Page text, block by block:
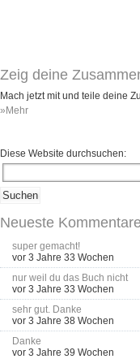
Zeig deine
Mach jetzt mit und teile deine
»Mehr
Diese Website durchsuchen:
Neueste Kommentare
super gemacht!
vor 3 Jahre 33 Wochen
nur weil du das Buch nicht
vor 3 Jahre 33 Wochen
sehr gut. Danke
vor 3 Jahre 38 Wochen
Danke
vor 3 Jahre 39 Wochen